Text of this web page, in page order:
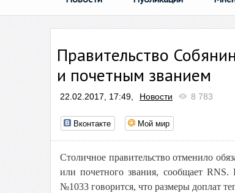
Правительство
и почетным званием
22.02.2017, 17:49, Новости 8 783
Вконтакте Мой мир
Столичное правительство отменило
или почетного звания, сообщает RNS.
№1033 говорится, что размеры доплат